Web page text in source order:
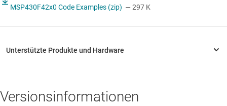
MSP430F42x0 Code Examples (zip) — 297 K
Versionsinformationen